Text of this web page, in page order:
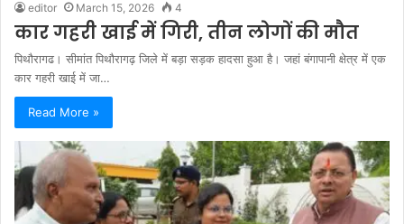
editor March 15, 2026 4
कार गहरी खाई में गिरी, तीन लोगों की मौत
पिथौरागढ। सीमांत पिथौरागढ़ जिले में बड़ा सड़क हादसा हुआ है। जहां बंगापानी क्षेत्र में एक
कार गहरी खाई में जा…
Read More »